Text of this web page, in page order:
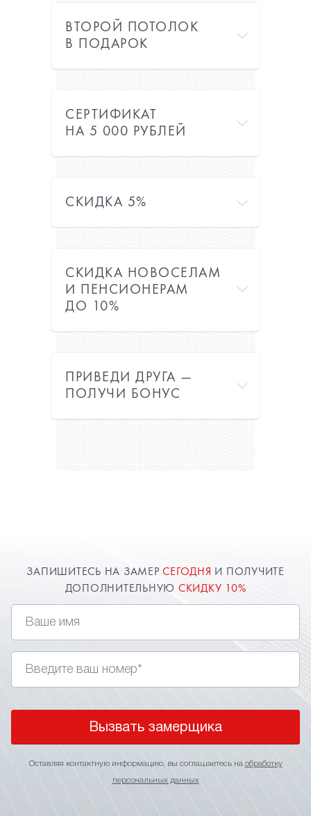
ВТОРОЙ ПОТОЛОК
В ПОДАРОК
СЕРТИФИКАТ
НА 5 000 РУБЛЕЙ
СКИДКА 5%
СКИДКА НОВОСЕЛАМ
И ПЕНСИОНЕРАМ
ДО 10%
ПРИВЕДИ ДРУГА —
ПОЛУЧИ БОНУС
ЗАПИШИТЕСЬ НА ЗАМЕРСЕГОДНЯ И ПОЛУЧИТЕ
ДОПОЛНИТЕЛЬНУЮ СКИДКУ 10%
Вызвать замерщика
Оставляя контактную информацию, вы соглашаетесь на обработку
персональных данных